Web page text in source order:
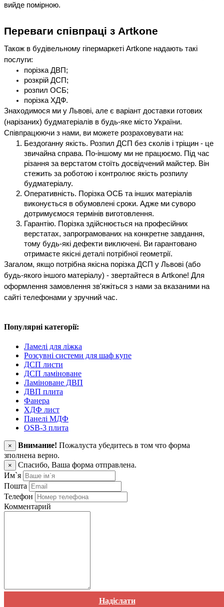
вийде помірною.
Переваги співпраці з Artkone
Також в будівельному гіпермаркеті Artkone надають такі
послуги:
порізка ДВП;
розкрій ДСП;
розпил ОСБ;
порізка ХДФ.
Знаходимося ми у Львові, але є варіант доставки готових
(нарізаних) будматеріалів в будь-яке місто України.
Співпрацюючи з нами, ви можете розраховувати на:
Бездоганну якість. Розпил ДСП без сколів і тріщин - це
звичайна справа. По-іншому ми не працюємо. Під час
різання за верстатом стоїть досвідчений майстер. Він
стежить за роботою і контролює якість розпилу
будматеріалу.
Оперативність. Порізка ОСБ та інших матеріалів
виконується в обумовлені сроки. Адже ми суворо
дотримуємося термінів виготовлення.
Гарантію. Порізка здійснюється на професійних
верстатах, запрограмованих на конкретне завдання,
тому будь-які дефекти виключені. Ви гарантовано
отримаєте якісні деталі потрібної геометрії.
Загалом, якщо потрібна якісна порізка ДСП у Львові (або
будь-якого іншого матеріалу) - звертайтеся в Artkone! Для
оформлення замовлення зв'яжіться з нами за вказаними на
сайті телефонами у зручний час.
Популярні категорії:
Ламелі для ліжка
Розсувні системи для шаф купе
ДСП листи
ДСП ламіноване
Ламіноване ДВП
ДВП плита
Фанера
ХДФ лист
Панелі МДФ
OSB-3 плита
× Внимание! Пожалуста убедитесь в том что форма
зполнена верно.
×
Спасибо, Ваша форма отправлена.
Им`я
Пошта
Телефон
Комментарий
Надіслати